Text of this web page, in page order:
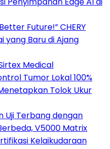
Future!” CHERY
yang Baru di Ajang
Medical
Tumor Lokal 100%
Tolok Ukur
Uji Terbang dengan
V5000 Matrix
Kelaikudaraan